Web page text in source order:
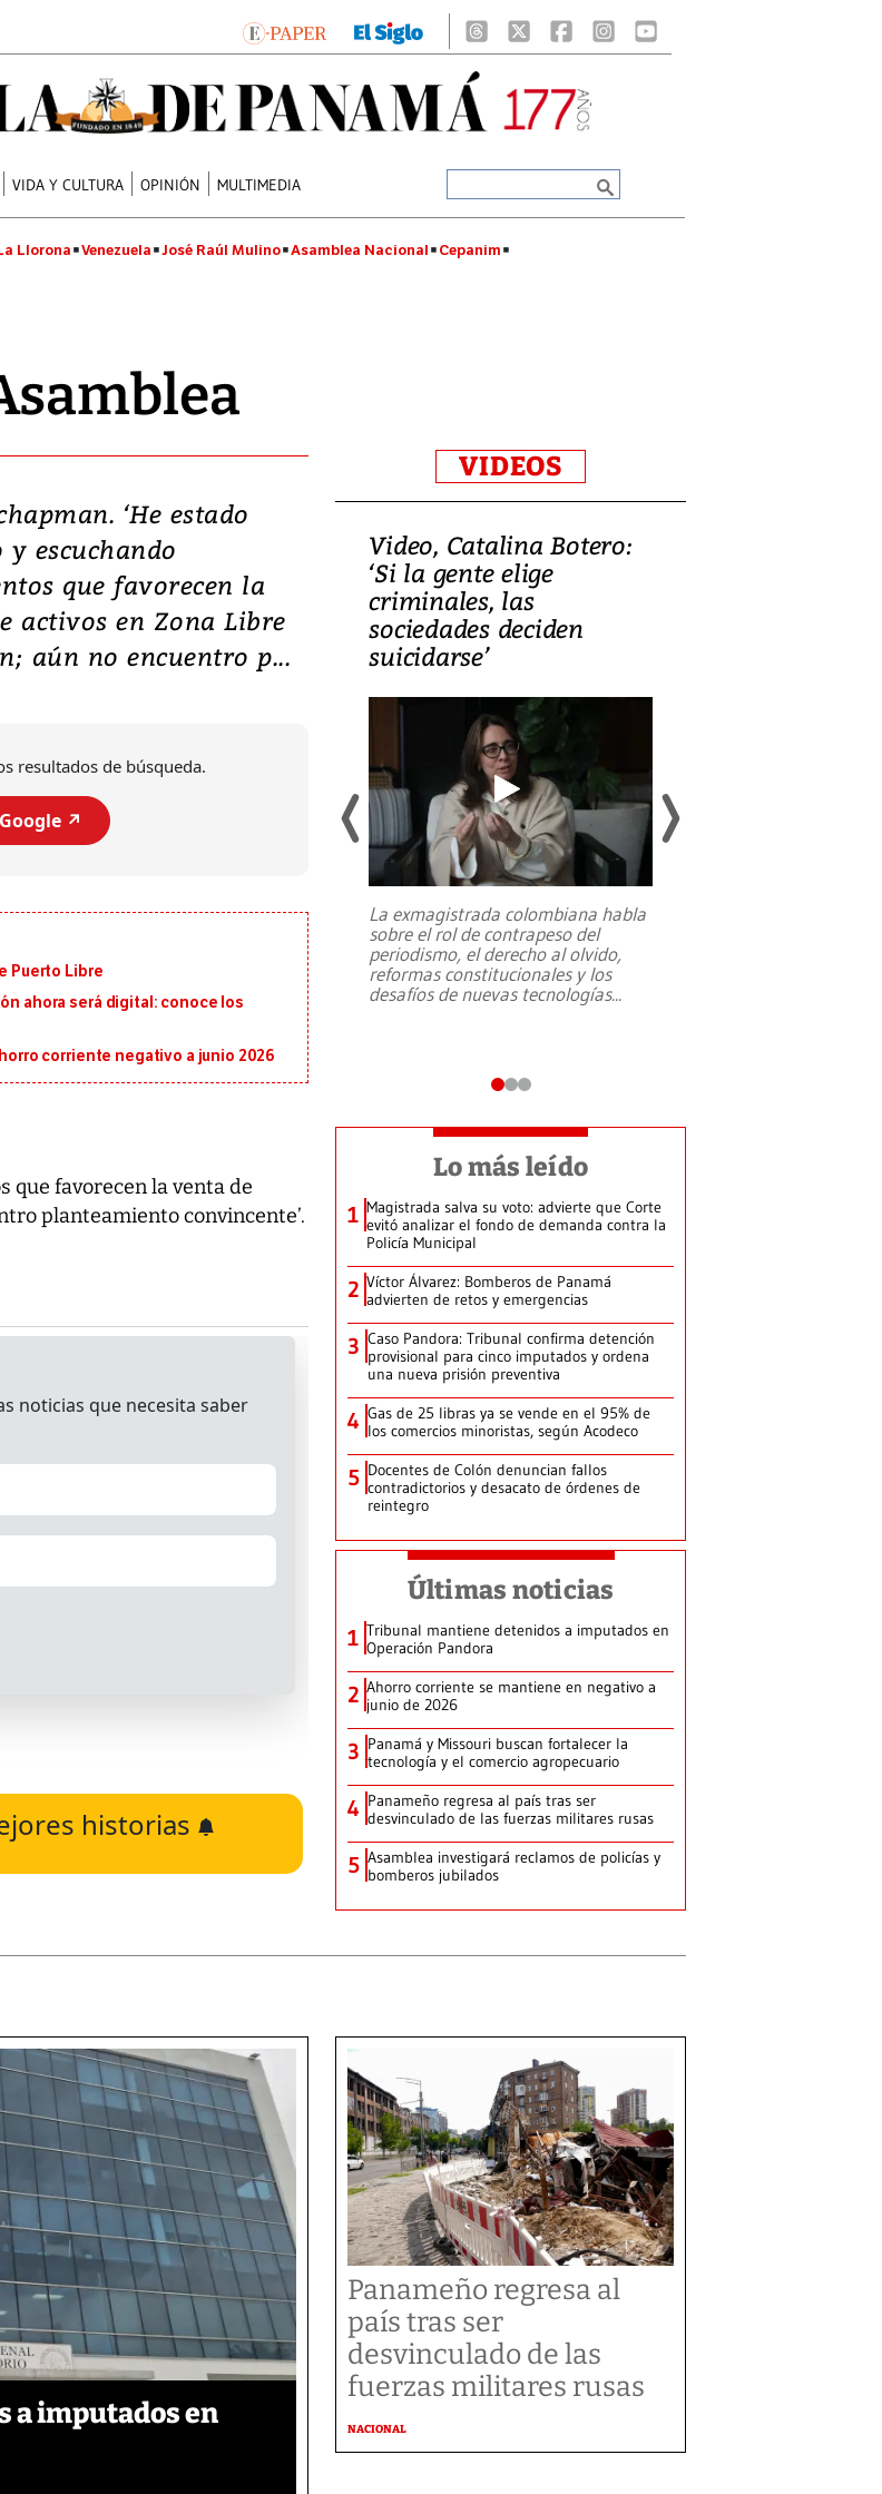
VIDA Y CULTURA OPINIÓN MULTIMEDIA
Llorona Venezuela José Raúl Mulino Asamblea Nacional Cepanim
‘He estado
y escuchando
que favorecen la
activos en Zona Libre
aún no encuentro p...
resultados de búsqueda.
↗️
Puerto Libre
ahora será digital: conoce los
corriente negativo a junio 2026
que favorecen la venta de
planteamiento convincente’.
historias
VIDEOS
Video, Japón: Terremoto
deja heridos y graves
daños en Kumamoto
al sur de Japón, provocando una
Video, Catalina Botero:
‘Si la gente elige
criminales, las
sociedades deciden
suicidarse’
La exmagistrada colombiana habla
sobre el rol de contrapeso del
periodismo, el derecho al olvido,
reformas constitucionales y los
desafíos de nuevas tecnologías...
Lo más leído
1 Magistrada salva su voto: advierte que Corte
evitó analizar el fondo de demanda contra la
Policía Municipal
2 Víctor Álvarez: Bomberos de Panamá
advierten de retos y emergencias
3 Caso Pandora: Tribunal confirma detención
provisional para cinco imputados y ordena
una nueva prisión preventiva
4 Gas de 25 libras ya se vende en el 95% de
los comercios minoristas, según Acodeco
5 Docentes de Colón denuncian fallos
contradictorios y desacato de órdenes de
reintegro
Últimas noticias
1 Tribunal mantiene detenidos a imputados en
Operación Pandora
2 Ahorro corriente se mantiene en negativo a
junio de 2026
3 Panamá y Missouri buscan fortalecer la
tecnología y el comercio agropecuario
4 Panameño regresa al país tras ser
desvinculado de las fuerzas militares rusas
5 Asamblea investigará reclamos de policías y
bomberos jubilados
a imputados en
Panameño regresa al
país tras ser
desvinculado de las
fuerzas militares rusas
NACIONAL